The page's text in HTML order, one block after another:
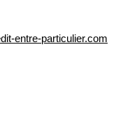
entre-particulier.com